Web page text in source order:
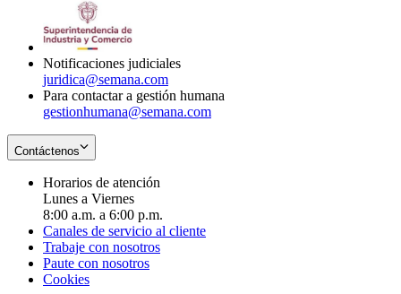
Notificaciones judiciales
juridica@semana.com
Para contactar a gestión humana
gestionhumana@semana.com
Contáctenos
Horarios de atención
Lunes a Viernes
8:00 a.m. a 6:00 p.m.
Canales de servicio al cliente
Trabaje con nosotros
Paute con nosotros
Cookies